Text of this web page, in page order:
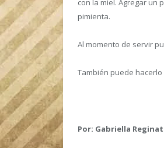
con la miel. Agregar un
pimienta.
Al momento de servir
También puede
Por: Gabriella